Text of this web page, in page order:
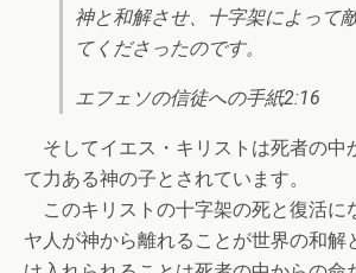
神と和解させ、十字架によって
てくださったのです。
エフェソの信徒への手紙2:16
そしてイエス・キリストは死者の中
て力ある神の子とされています。
このキリストの十字架の死と復活に
ヤ人が神から離れることが世界の和解